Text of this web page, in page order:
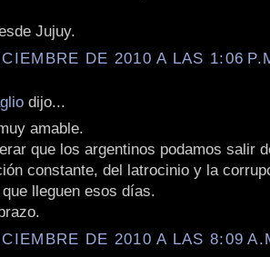
Jujuy.
DE 2010 A LAS 1:06
dijo...
amable.
que los argentinos podamos salir
constante, del latrocinio y la
lleguen esos días.
DE 2010 A LAS 8:09